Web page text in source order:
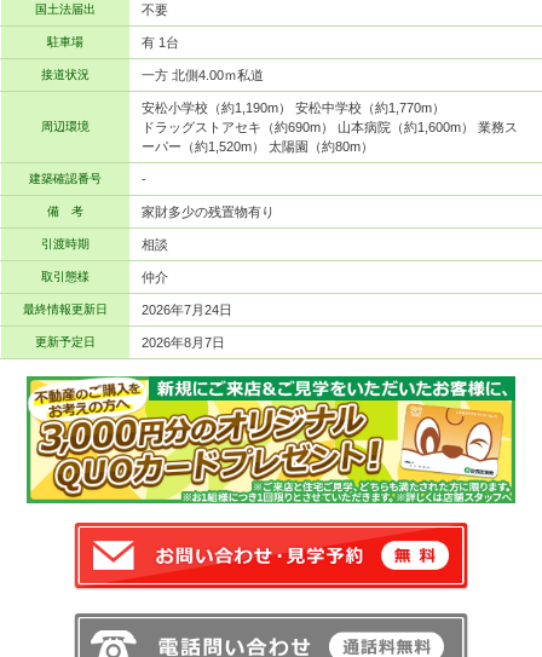
国土法届出 不要
駐車場 有 1台
接道状況 一方 北側4.00ｍ私道
周辺環境
安松小学校（約1,190m） 安松中学校（約1,770m）
ドラッグストアセキ（約690m） 山本病院（約1,600m） 業務ス
ーパー（約1,520m） 太陽園（約80m）
建築確認番号 -
備 考 家財多少の残置物有り
引渡時期 相談
取引態様 仲介
最終情報更新日 2026年7月24日
更新予定日 2026年8月7日